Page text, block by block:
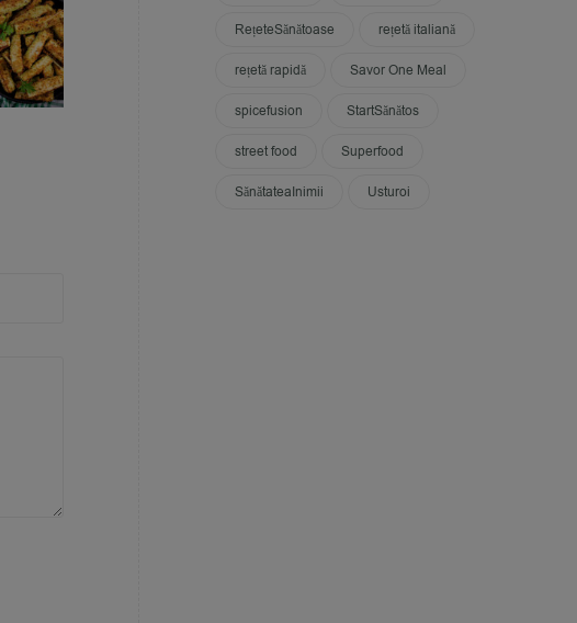
RețeteSănătoase rețetă italiană
rețetă rapidă Savor One Meal
spicefusion StartSănătos
street food Superfood
SănătateaInimii Usturoi